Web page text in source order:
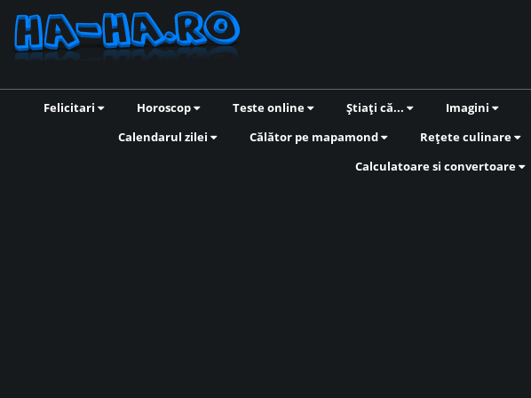
Felicitari Horoscop Teste online Știați că... Imagini
Calendarul zilei
Călător pe mapamond Rețete culinare
Calculatoare si convertoare